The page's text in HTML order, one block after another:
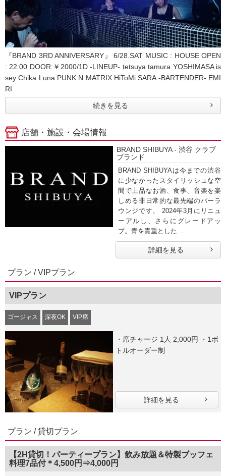
『BRAND 3RD ANNIVERSARY』 6/28.SAT MUSIC : HOUSE OPEN
: 22:00 DOOR:￥2000/1D -LINEUP- tetsuya tamura YOSHIMASA is
sey Chika Luna PUNK N MATRIX HiToMi SARA -BARTENDER- EMI
RI
続きを見る
店舗・施設・会場情報
BRAND SHIBUYA - 渋谷 クラブ
ブランド
BRAND SHIBUYAは今までの渋谷
に少なかったスタイリッシュな空
間で上品なお酒、食事、音楽を楽
しめる非日常的な最先端のバーラ
ウンジです。 2024年3月にリニュ
ーアルし、さらにグレードアッ
プ。青を貴重とした...
詳細を見る
プラン / VIPプラン
VIPプラン
ゴージャス 深夜OK VIP席
・席チャージ 1人 2,000円 ・1ボ
トルオーダー制
詳細を見る
プラン / 貸切プラン
【2H貸切！パーティープラン】飲み放題＆特製ブッフェ
料理7品付＊4,500円⇒4,000円